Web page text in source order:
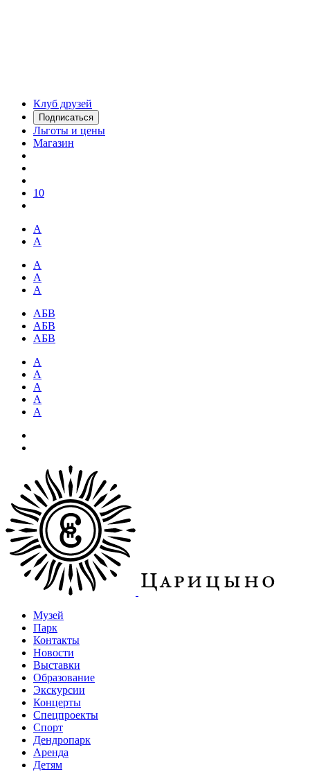
Клуб друзей
Подписаться
Льготы и цены
Магазин
10
А
А
А
А
А
АБВ
АБВ
АБВ
А
А
А
А
А
Музей
Парк
Контакты
Новости
Выставки
Образование
Экскурсии
Концерты
Спецпроекты
Спорт
Дендропарк
Аренда
Детям